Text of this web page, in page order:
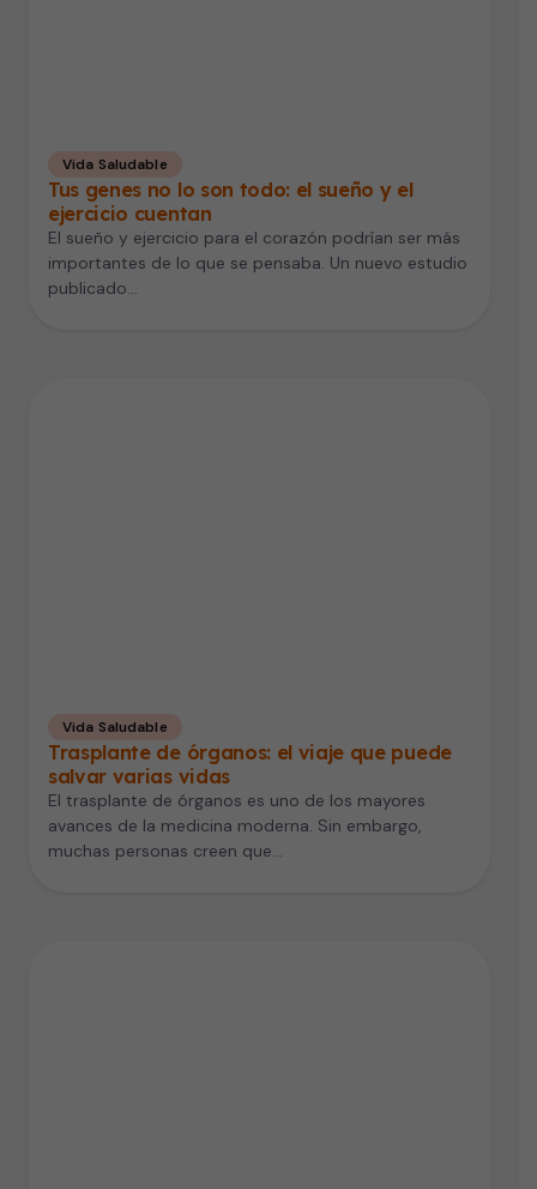
Vida Saludable
Tus genes no lo son todo: el sueño y el
ejercicio cuentan
El sueño y ejercicio para el corazón podrían ser más
importantes de lo que se pensaba. Un nuevo estudio
publicado…
Vida Saludable
Trasplante de órganos: el viaje que puede
salvar varias vidas
El trasplante de órganos es uno de los mayores
avances de la medicina moderna. Sin embargo,
muchas personas creen que…